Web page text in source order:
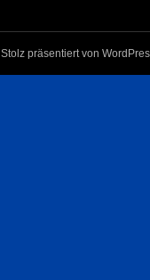
Stolz präsentiert von